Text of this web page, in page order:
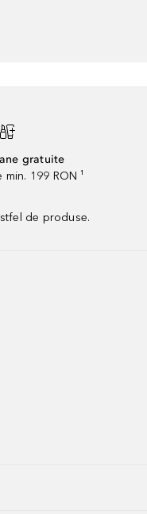
gratuite
min. 199 RON ¹
de produse.